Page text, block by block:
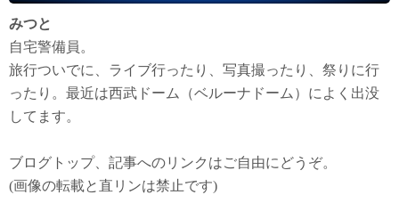
みつと
自宅警備員。
旅行ついでに、ライブ行ったり、写真撮ったり、祭りに行
ったり。最近は西武ドーム（ベルーナドーム）によく出没
してます。
ブログトップ、記事へのリンクはご自由にどうぞ。
(画像の転載と直リンは禁止です)